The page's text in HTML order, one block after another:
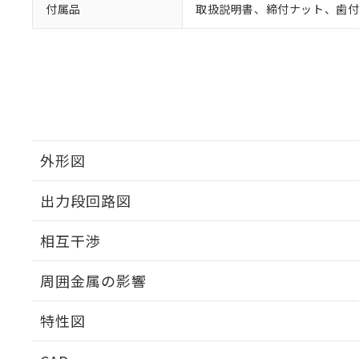
付属品 取扱説明書、締付ナット、歯
外形図
出力段回路図
相互干渉
周囲金属の影響
特性図